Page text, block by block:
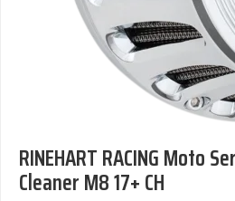
RINEHART RACING Moto
Cleaner M8 17+ CH